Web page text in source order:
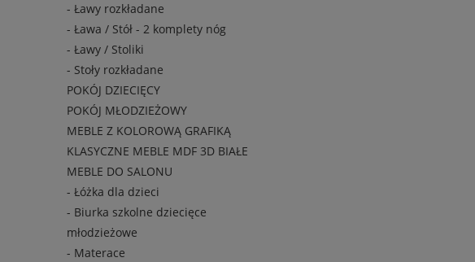
- Ławy rozkładane
- Ława / Stół - 2 komplety nóg
- Ławy / Stoliki
- Stoły rozkładane
POKÓJ DZIECIĘCY
POKÓJ MŁODZIEŻOWY
MEBLE Z KOLOROWĄ GRAFIKĄ
KLASYCZNE MEBLE MDF 3D BIAŁE
MEBLE DO SALONU
- Łóżka dla dzieci
- Biurka szkolne dziecięce
młodzieżowe
- Materace